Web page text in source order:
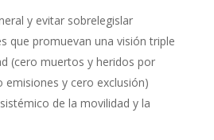
y evitar sobrelegislar
que promuevan una visión triple
(cero muertos y heridos por
emisiones y cero exclusión)
de la movilidad y la